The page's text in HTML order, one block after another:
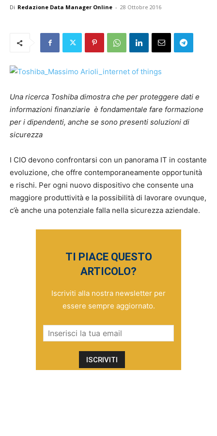
Di Redazione Data Manager Online - 28 Ottobre 2016
Una ricerca Toshiba dimostra che per proteggere dati e
informazioni finanziarie è fondamentale fare formazione
per i dipendenti, anche se sono presenti soluzioni di
sicurezza
I CIO devono confrontarsi con un panorama IT in costante
evoluzione, che offre contemporaneamente opportunità
e rischi. Per ogni nuovo dispositivo che consente una
maggiore produttività e la possibilità di lavorare ovunque,
c’è anche una potenziale falla nella sicurezza aziendale.
TI PIACE QUESTO
ARTICOLO?
Iscriviti alla nostra newsletter per
essere sempre aggiornato.